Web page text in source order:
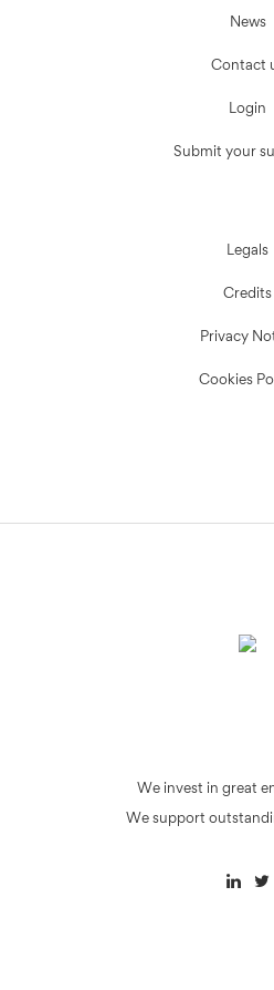
News
Contact
Login
Submit your
Legals
Credits
Privacy
Cookies
We invest in great
We support